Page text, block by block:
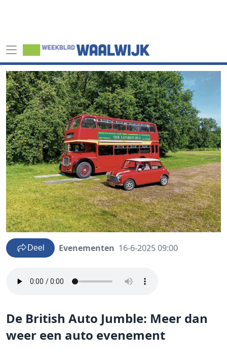
Deel Evenementen 16-6-2025 09:00
De British Auto Jumble: Meer dan
weer een auto evenement